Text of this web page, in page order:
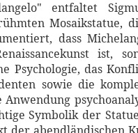
entfaltet
Mosaikstatue,
dass
ist,
Psychologie, das
sowie die
Symbolik der